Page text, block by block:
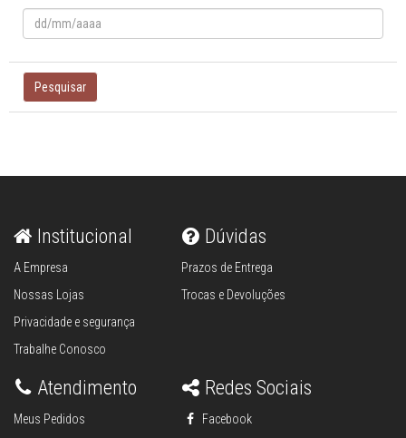
Pesquisar
Institucional
A Empresa
Nossas Lojas
Privacidade e segurança
Trabalhe Conosco
Dúvidas
Prazos de Entrega
Trocas e Devoluções
Atendimento
Meus Pedidos
Redes Sociais
Facebook